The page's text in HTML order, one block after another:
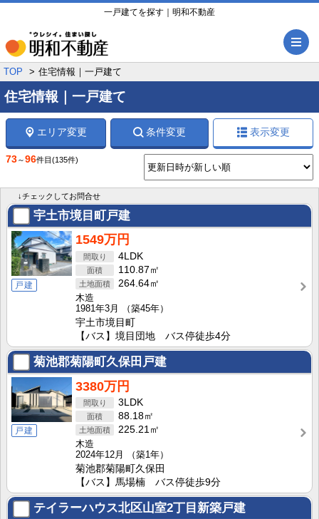
一戸建てを探す｜明和不動産
TOP 住宅情報｜一戸建て
住宅情報｜一戸建て
エリア変更 条件変更 表示変更
73～96件目 (135件)
↓チェックしてお問合せ
宇土市境目町戸建
戸建
1549万円
4LDK
110.87㎡
264.64㎡
木造
1981年3月
（築45年）
宇土市境目町
【バス】境目団地 バス停徒歩4分
菊池郡菊陽町久保田戸建
戸建
3380万円
3LDK
88.18㎡
225.21㎡
木造
2024年12月
（築1年）
菊池郡菊陽町久保田
【バス】馬場楠 バス停徒歩9分
テイラーハウス北区山室2丁目新築戸建